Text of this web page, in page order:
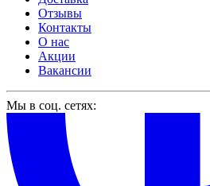
Отзывы
Контакты
О нас
Акции
Вакансии
Мы в соц. сетях: